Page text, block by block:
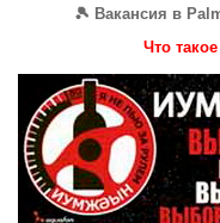
🎾 Вакансия в
Что